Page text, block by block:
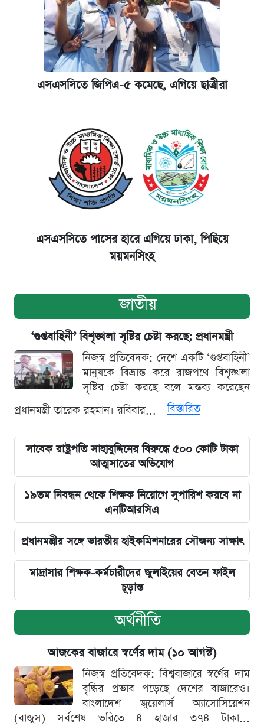
এসএসসিতে জিপিএ-৫ কমেছে, এগিয়ে ছাত্রীরা
এসএসসিতে পাসের হারে এগিয়ে ঢাকা, পিছিয়ে
ময়মনসিংহ
জাতীয়
‘গুপ্তবাহিনী’ বিশৃঙ্খলা সৃষ্টির চেষ্টা করছে: প্রধানমন্ত্রী
নিজস্ব প্রতিবেদক: দেশে একটি ‘গুপ্তবাহিনী’
মানুষকে বিভ্রান্ত করে রাজপথে বিশৃঙ্খলা
সৃষ্টির চেষ্টা করছে বলে মন্তব্য করেছেন
প্রধানমন্ত্রী তারেক রহমান। রবিবার...
বিস্তারিত
সাবেক রাষ্ট্রপতি সাহাবুদ্দিনের বিরুদ্ধে ৫০০ কোটি টাকা
আত্মসাতের অভিযোগ
১৯তম নিবন্ধন থেকে শিক্ষক নিয়োগে সুপারিশ করবে না
এনটিআরসিএ
প্রধানমন্ত্রীর সঙ্গে ভারতীয় হাইকমিশনারের সৌজন্য সাক্ষাৎ
মাদ্রাসার শিক্ষক-কর্মচারীদের জুলাইয়ের বেতন ফাইল
চূড়ান্ত
অর্থনীতি
আজকের বাজারে স্বর্ণের দাম (১০ আগস্ট)
নিজস্ব প্রতিবেদক: বিশ্ববাজারে স্বর্ণের দাম
বৃদ্ধির প্রভাব পড়েছে দেশের বাজারেও।
বাংলাদেশ জুয়েলার্স অ্যাসোসিয়েশন
(বাজুস) সর্বশেষ ভরিতে ৪ হাজার ৩৭৪ টাকা...